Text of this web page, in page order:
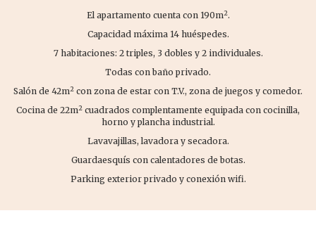
El apartamento cuenta con 190m2.
Capacidad máxima 14 huéspedes.
7 habitaciones: 2 triples, 3 dobles y 2 individuales.
Todas con baño privado.
Salón de 42m2 con zona de estar con T.V., zona de juegos y comedor.
Cocina de 22m2 cuadrados complentamente equipada con cocinilla,
horno y plancha industrial.
Lavavajillas, lavadora y secadora.
Guardaesquís con calentadores de botas.
Parking exterior privado y conexión wifi.